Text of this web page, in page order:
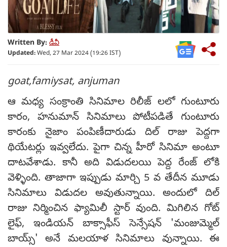
Written By: డీవీ
Updated:Wed, 27 Mar 2024 (19:26 IST)
goat,famiysat, anjuman
ఆ మధ్య సంక్రాంతి సినిమాల రిలీజ్ లలో గుంటూరు
కారం, హనుమాన్ సినిమాలు పోటీపడితే గుంటూరు
కారంకు నైజాం పంపిణీదారుడు దిల్ రాజు పెద్దగా
థియేటర్లు ఇవ్వలేదు. పైగా చిన్న హీరో సినిమా అంటూ
దాటవేశాడు. కానీ అది విడుదలయి పెద్ద రేంజ్ లోకి
వెళ్ళింది. తాజాగా ఇప్పుడు మార్చి 5 వ తేదీన మూడు
సినిమాలు విడుదల అవుతున్నాయి. అందులో దిల్
రాజు నిర్మించిన ఫ్యామిలీ స్టార్ వుంది. మిగిలిన గోట్
లైఫ్, ఇండియన్ బాక్సాఫీస్ సెన్సేషన్ 'మంజుమ్మెల్
బాయ్స్' అనే మలయాళ సినిమాలు వున్నాయి. ఈ